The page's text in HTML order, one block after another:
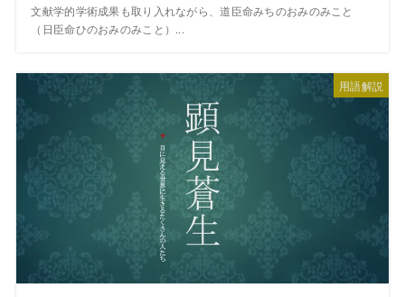
文献学的学術成果も取り入れながら、道臣命みちのおみのみこと
（日臣命ひのおみのみこと）...
用語解説